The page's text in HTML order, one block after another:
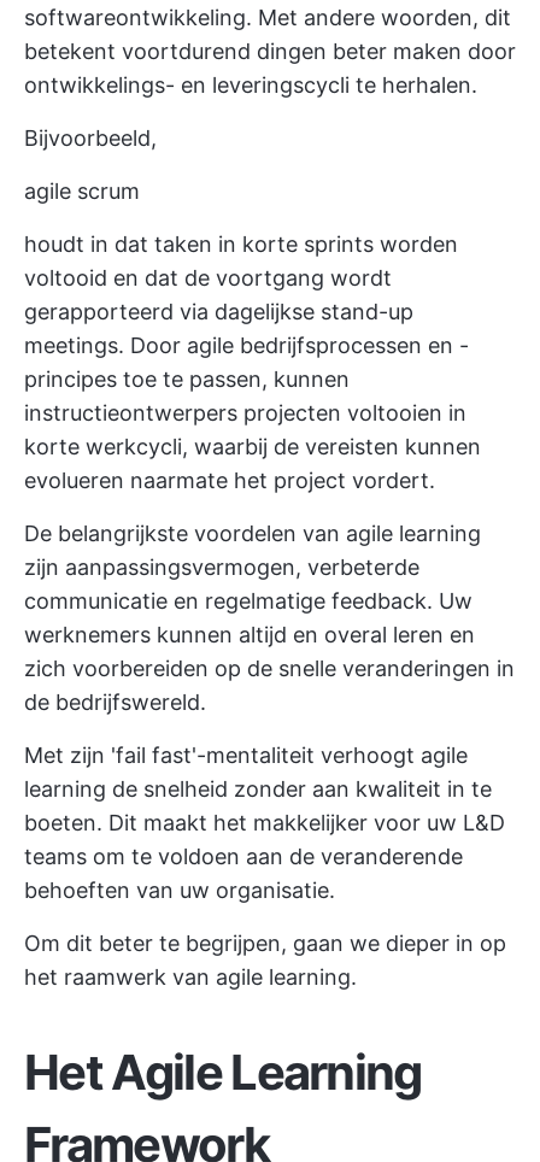
softwareontwikkeling. Met andere woorden, dit
betekent voortdurend dingen beter maken door
ontwikkelings- en leveringscycli te herhalen.
Bijvoorbeeld,
agile scrum
houdt in dat taken in korte sprints worden
voltooid en dat de voortgang wordt
gerapporteerd via dagelijkse stand-up
meetings. Door agile bedrijfsprocessen en -
principes toe te passen, kunnen
instructieontwerpers projecten voltooien in
korte werkcycli, waarbij de vereisten kunnen
evolueren naarmate het project vordert.
De belangrijkste voordelen van agile learning
zijn aanpassingsvermogen, verbeterde
communicatie en regelmatige feedback. Uw
werknemers kunnen altijd en overal leren en
zich voorbereiden op de snelle veranderingen in
de bedrijfswereld.
Met zijn 'fail fast'-mentaliteit verhoogt agile
learning de snelheid zonder aan kwaliteit in te
boeten. Dit maakt het makkelijker voor uw L&D
teams om te voldoen aan de veranderende
behoeften van uw organisatie.
Om dit beter te begrijpen, gaan we dieper in op
het raamwerk van agile learning.
Het Agile Learning
Framework